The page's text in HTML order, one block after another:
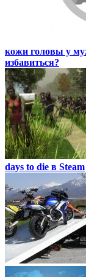
кожи головы у
избавиться?
days to die в Steam